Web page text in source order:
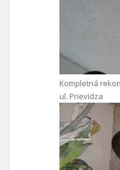
Kompletná
ul. Prievidza